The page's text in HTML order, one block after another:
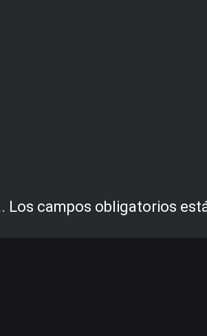
Los campos obligatorios